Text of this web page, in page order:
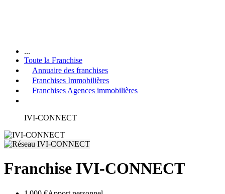
...
Toute la Franchise
Annuaire des franchises
Franchises Immobilières
Franchises Agences immobilières
IVI-CONNECT
Franchise IVI-CONNECT